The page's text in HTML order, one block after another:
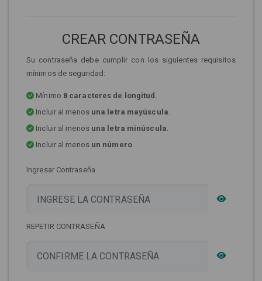
CREAR CONTRASEÑA
Su contraseña debe cumplir con los siguientes requisitos
mínimos de seguridad:
Mínimo 8 caracteres de longitud.
Incluir al menos una letra mayúscula.
Incluir al menos una letra minúscula.
Incluir al menos un número.
Ingresar Contraseña
REPETIR CONTRASEÑA